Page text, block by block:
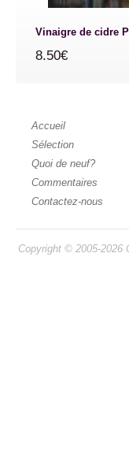
Vinaigre de cidre
8.50€
Accueil
Sélection
Quoi de neuf?
Commentaires
Contactez-nous
Copyright © 2005-2026